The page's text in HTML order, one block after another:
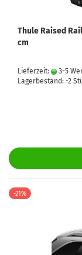
Thule Raised
cm
Lieferzeit: 3-5
Lagerbestand: -2
-21%